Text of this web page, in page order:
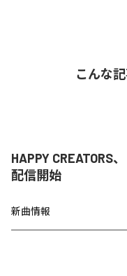
こんな
HAPPY CREATORS
配信開始
新曲情報